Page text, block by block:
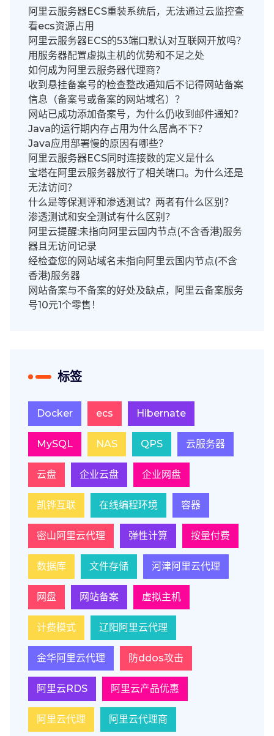
阿里云服务器ECS重装系统后，无法通过云监控查
看ecs资源占用
阿里云服务器ECS的53端口默认对互联网开放吗？
用服务器配置虚拟主机的优势和不足之处
如何成为阿里云服务器代理商？
收到悬挂备案号的检查整改通知后不记得网站备案
信息（备案号或备案的网站域名）？
网站已成功添加备案号，为什么仍收到邮件通知？
Java的运行期内存占用为什么居高不下？
Java应用部署慢的原因有哪些？
阿里云服务器ECS同时连接数的定义是什么
宝塔在阿里云服务器放行了相关端口。为什么还是
无法访问？
什么是等保测评和渗透测试？两者有什么区别？
渗透测试和安全测试有什么区别？
阿里云提醒:未指向阿里云国内节点(不含香港)服务
器且无访问记录
经检查您的网站域名未指向阿里云国内节点(不含
香港)服务器
网站备案与不备案的好处及缺点，阿里云备案服务
号10元1个零售！
标签
Docker ecs Hibernate
MySQL NAS QPS 云服务器
云盘 企业云盘 企业网盘
凯铧互联 在线编程环境 容器
密山阿里云代理 弹性计算 按量付费
数据库 文件存储 河津阿里云代理
网盘 网站备案 虚拟主机
计费模式 辽阳阿里云代理
金华阿里云代理 防ddos攻击
阿里云RDS 阿里云产品优惠
阿里云代理 阿里云代理商